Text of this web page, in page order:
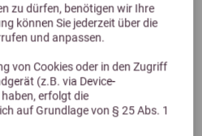
zu dürfen, benötigen wir Ihre
können Sie jederzeit über die
und anpassen.
von Cookies oder in den Zugriff
(z.B. via Device-
erfolgt die
auf Grundlage von § 25 Abs. 1
Produkte